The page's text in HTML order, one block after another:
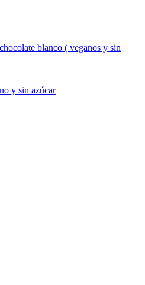
blanco ( veganos y sin
y sin azúcar